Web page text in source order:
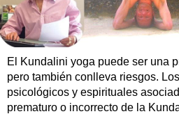
El Kundalini yoga puede ser una
pero también conlleva riesgos.
psicológicos y espirituales
prematuro o incorrecto de la